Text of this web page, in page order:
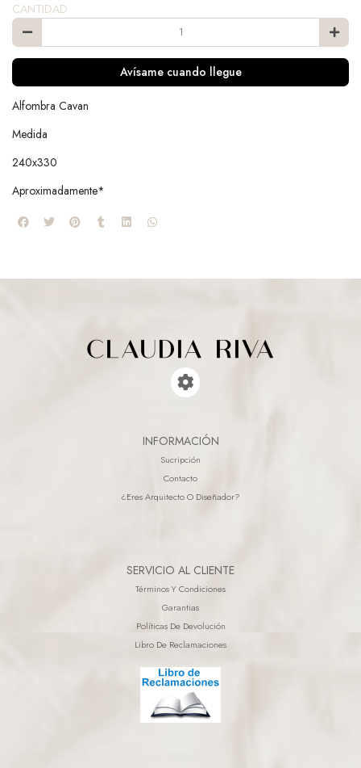
CANTIDAD
Avísame cuando llegue
Alfombra Cavan
Medida
240x330
Aproximadamente*
INFORMACIÓN
Sucripción
Contacto
¿eres Arquitecto O Diseñador?
SERVICIO AL CLIENTE
Términos Y Condiciones
Garantias
Políticas De Devolución
Libro De Reclamaciones